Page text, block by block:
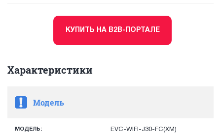
КУПИТЬ НА B2B-ПОРТАЛЕ
Характеристики
Модель
МОДЕЛЬ: EVC-WIFI-J30-FC(XM)